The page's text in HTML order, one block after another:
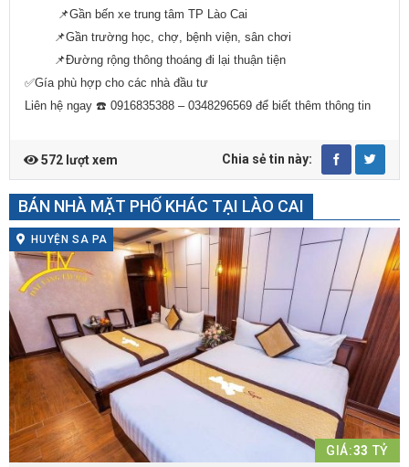
📌Gần bến xe trung tâm TP Lào Cai
📌Gần trường học, chợ, bệnh viện, sân chơi
📌Đường rộng thông thoáng đi lại thuận tiện
✅Gía phù hợp cho các nhà đầu tư
Liên hệ ngay ☎️ 0916835388 – 0348296569 để biết thêm thông tin
572 lượt xem Chia sẻ tin này:
BÁN NHÀ MẶT PHỐ KHÁC TẠI LÀO CAI
HUYỆN SA PA
GIÁ:33 TỶ